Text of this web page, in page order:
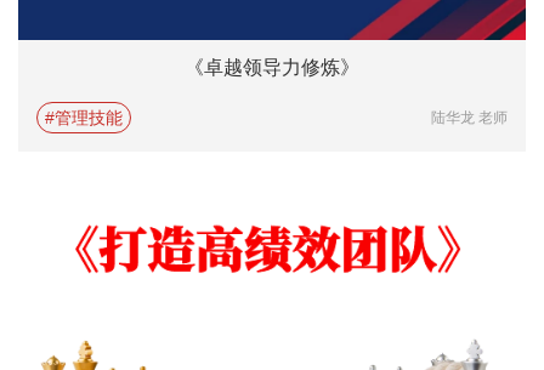
《卓越领导力修炼》
#管理技能 陆华龙 老师